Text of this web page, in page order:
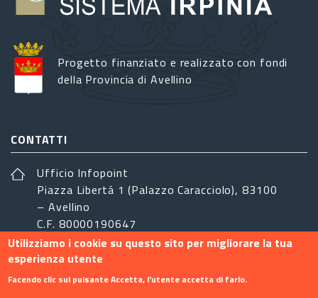
Progetto finanziato e realizzato con fondi
della Provincia di Avellino
CONTATTI
Ufficio Infopoint
Piazza Libertá 1 (Palazzo Caracciolo), 83100
– Avellino
C.F. 80000190647
sistemairpinia@provincia.avellino.it
SEGUICI
Utilizziamo i cookie su questo sito per migliorare la tua
esperienza utente
Facendo clic sul pulsante Accetta, l'utente accetta di farlo.